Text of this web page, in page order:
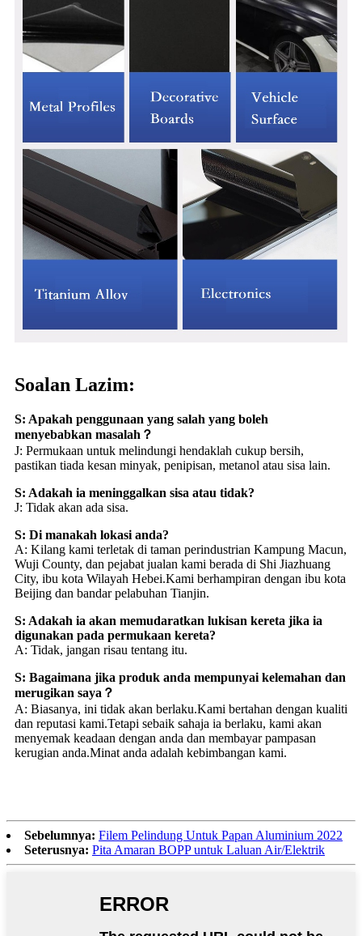
Soalan Lazim:
S: Apakah penggunaan yang salah yang boleh
menyebabkan masalah？
J: Permukaan untuk melindungi hendaklah cukup bersih,
pastikan tiada kesan minyak, penipisan, metanol atau sisa lain.
S: Adakah ia meninggalkan sisa atau tidak?
J: Tidak akan ada sisa.
S: Di manakah lokasi anda?
A: Kilang kami terletak di taman perindustrian Kampung Macun,
Wuji County, dan pejabat jualan kami berada di Shi Jiazhuang
City, ibu kota Wilayah Hebei.Kami berhampiran dengan ibu kota
Beijing dan bandar pelabuhan Tianjin.
S: Adakah ia akan memudaratkan lukisan kereta jika ia
digunakan pada permukaan kereta?
A: Tidak, jangan risau tentang itu.
S: Bagaimana jika produk anda mempunyai kelemahan dan
merugikan saya？
A: Biasanya, ini tidak akan berlaku.Kami bertahan dengan kualiti
dan reputasi kami.Tetapi sebaik sahaja ia berlaku, kami akan
menyemak keadaan dengan anda dan membayar pampasan
kerugian anda.Minat anda adalah kebimbangan kami.
Sebelumnya: Filem Pelindung Untuk Papan Aluminium 2022
Seterusnya: Pita Amaran BOPP untuk Laluan Air/Elektrik